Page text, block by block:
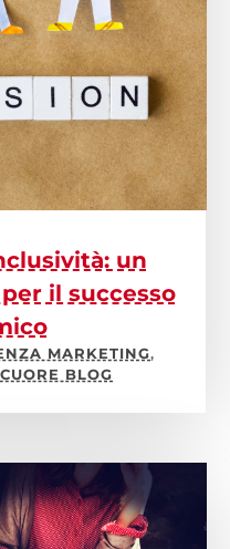
un
il successo
MARKETING,
BLOG